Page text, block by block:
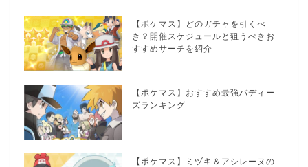
【ポケマス】どのガチャを引くべ
き？開催スケジュールと狙うべきお
すすめサーチを紹介
【ポケマス】おすすめ最強バディー
ズランキング
【ポケマス】ミヅキ＆アシレーヌの